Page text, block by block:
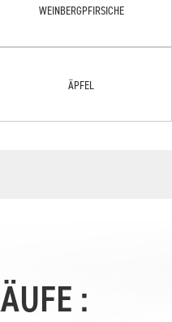
WEINBERGPFIRSICHE
ÄPFEL
: